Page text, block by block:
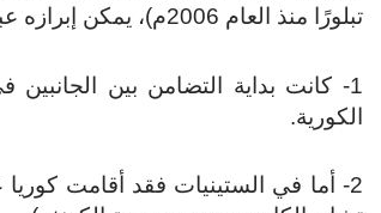
تبلورًا منذ العام 2006م)، يمكن إبرازه عبر المحطات التالية:
1- كانت بداية التضامن بين
الكورية.
2- أما في الستينيات فقد أقامت